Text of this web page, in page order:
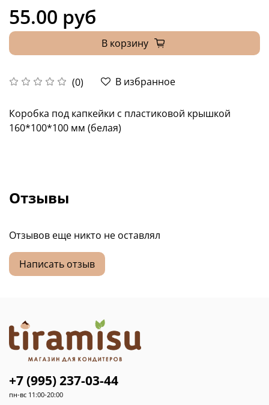
(0) В избранное
55.00 руб
В корзину
Коробка под капкейки с пластиковой крышкой
160*100*100 мм (белая)
Отзывы
Отзывов еще никто не оставлял
Написать отзыв
+7 (995) 237-03-44
пн-вс 11:00-20:00